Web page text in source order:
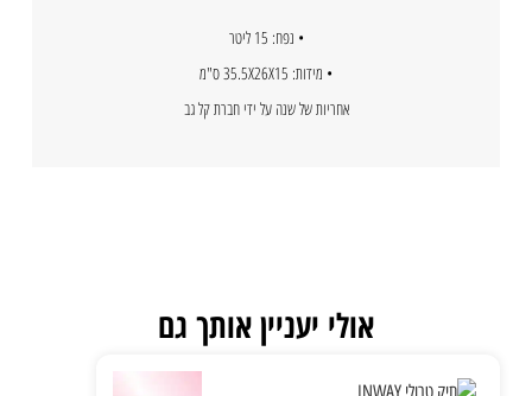
• נפח: 15 ליטר
• מידות: 35.5X26X15 ס"מ
אחריות של שנה על ידי חברת קל גב
אולי יעניין אותך גם